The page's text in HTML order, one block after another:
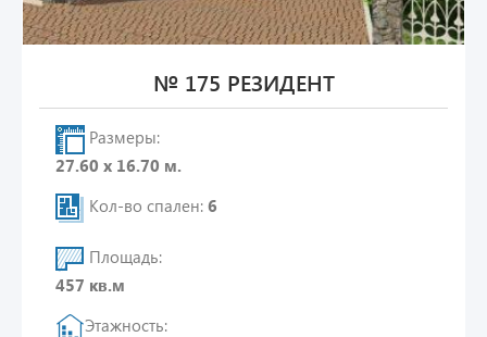
№ 175 РЕЗИДЕНТ
Размеры:
27.60 х 16.70 м.
Кол-во спален: 6
Площадь:
457 кв.м
Этажность: